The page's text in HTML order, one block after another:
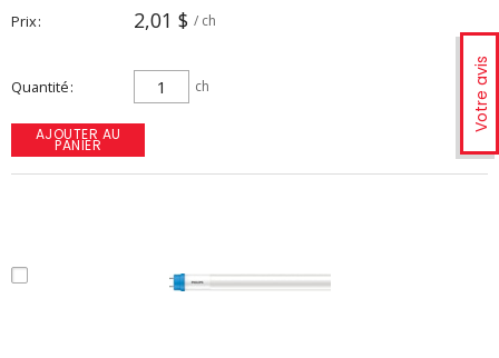
Votre avis
Prix 2,01 $ / ch
Quantité ch
AJOUTER AU
PANIER